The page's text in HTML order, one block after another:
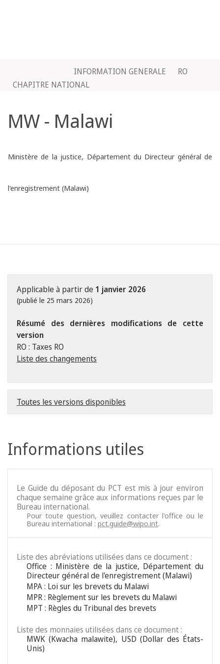
INFORMATION GENERALE
RO
CHAPITRE NATIONAL
MW - Malawi
Ministère de la justice, Département du Directeur général de
l'enregistrement (Malawi)
Applicable à partir de 1 janvier 2026
(publié le 25 mars 2026)
Résumé des dernières modifications de cette
version
RO : Taxes RO
Liste des changements
Toutes les versions disponibles
Informations utiles
Le Guide du déposant du PCT est mis à jour environ
chaque semaine grâce aux informations reçues par le
Bureau international.
Pour toute question, veuillez contacter l'office ou le
Bureau international : pct.guide@wipo.int.
Liste des abréviations utilisées dans ce document :
Office : Ministère de la justice, Département du
Directeur général de l'enregistrement (Malawi)
MPA : Loi sur les brevets du Malawi
MPR : Règlement sur les brevets du Malawi
MPT : Règles du Tribunal des brevets
Liste des monnaies utilisées dans ce document :
MWK (Kwacha malawite), USD (Dollar des États-
Unis)